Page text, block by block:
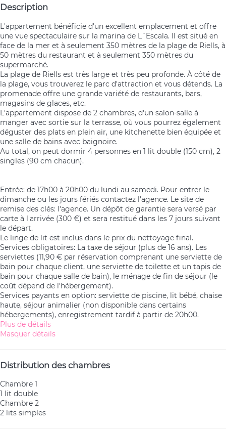
Description
L'appartement bénéficie d'un excellent emplacement et offre
une vue spectaculaire sur la marina de L´Escala. Il est situé en
face de la mer et à seulement 350 mètres de la plage de Riells, à
50 mètres du restaurant et à seulement 350 mètres du
supermarché.
La plage de Riells est très large et très peu profonde. À côté de
la plage, vous trouverez le parc d'attraction et vous détends. La
promenade offre une grande variété de restaurants, bars,
magasins de glaces, etc.
L'appartement dispose de 2 chambres, d'un salon-salle à
manger avec sortie sur la terrasse, où vous pourrez également
déguster des plats en plein air, une kitchenette bien équipée et
une salle de bains avec baignoire.
Au total, on peut dormir 4 personnes en 1 lit double (150 cm), 2
singles (90 cm chacun).
Entrée: de 17h00 à 20h00 du lundi au samedi. Pour entrer le
dimanche ou les jours fériés contactez l'agence. Le site de
remise des clés: l'agence. Un dépôt de garantie sera versé par
carte à l'arrivée (300 €) et sera restitué dans les 7 jours suivant
le départ.
Le linge de lit est inclus dans le prix du nettoyage final.
Services obligatoires: La taxe de séjour (plus de 16 ans). Les
serviettes (11,90 € par réservation comprenant une serviette de
bain pour chaque client, une serviette de toilette et un tapis de
bain pour chaque salle de bain), le ménage de fin de séjour (le
coût dépend de l'hébergement).
Services payants en option: serviette de piscine, lit bébé, chaise
haute, séjour animalier (non disponible dans certains
hébergements), enregistrement tardif à partir de 20h00.
Plus de détails
Masquer détails
Distribution des chambres
Chambre 1
1 lit double
Chambre 2
2 lits simples